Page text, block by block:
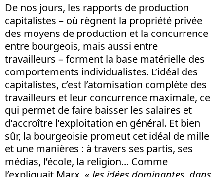
De nos jours, les rapports de production
capitalistes – où règnent la propriété privée
des moyens de production et la concurrence
entre bourgeois, mais aussi entre
travailleurs – forment la base matérielle des
comportements individualistes. L’idéal des
capitalistes, c’est l’atomisation complète des
travailleurs et leur concurrence maximale, ce
qui permet de faire baisser les salaires et
d’accroître l’exploitation en général. Et bien
sûr, la bourgeoisie promeut cet idéal de mille
et une manières : à travers ses partis, ses
médias, l’école, la religion... Comme
l’expliquait Marx, « les idées dominantes, dans